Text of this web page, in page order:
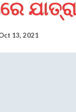
13, 2021